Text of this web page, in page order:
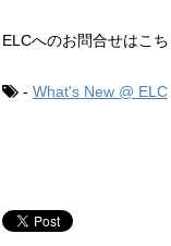
ELCへのお問合せはこ
- What's New @ ELC